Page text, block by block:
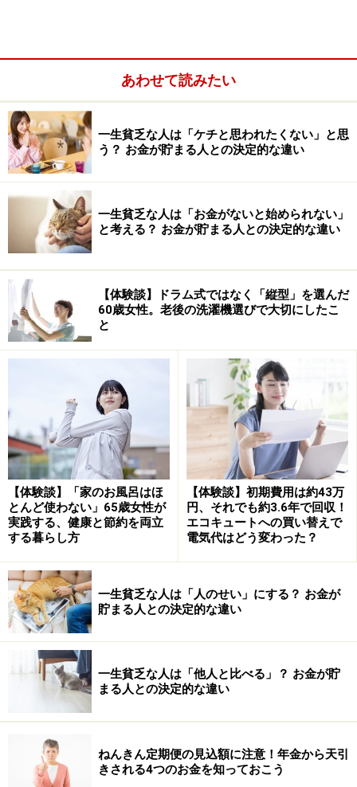
●人生を楽しむためにまずは健康管理を徹底する
一人で暮らしていると健康面で不安を感じることがある
かもしれませんが、前向きに楽しく暮らすには、まずは
体を健康に維持することが大切です。
特別なことをしなくても、健康維持には、以下の4つを
心がけてみましょう。
・旬の食材やたんぱく質をバランスよく食べる
・筋力が低下して足腰が弱くならないよう、ラジオ体操
・定期的な健康診断を受け、生活習慣病やその他の病気
を早期に発見・対処する
・十分な睡眠を取り、疲れを残さない
●人とつながる努力をする
人とつながりを持つことは、孤独感を軽減するために非
常に有効です。貯金は多くないと書かれていますが、地
活動であれば、さほどお金はかかりません。インターネ
ットやSNSを活用して、オンライン上でも交流の輪を広
あわせて読みたい
一生貧乏な人は「ケチと思われたくない」と思
う？ お金が貯まる人との決定的な違い
一生貧乏な人は「お金がないと始められない」
と考える？ お金が貯まる人との決定的な違い
【体験談】ドラム式ではなく「縦型」を選んだ
60歳女性。老後の洗濯機選びで大切にしたこ
と
【体験談】「家のお風呂はほ
とんど使わない」65歳女性が
実践する、健康と節約を両立
する暮らし方
【体験談】初期費用は約43万
円、それでも約3.6年で回収！
エコキュートへの買い替えで
電気代はどう変わった？
一生貧乏な人は「人のせい」にする？ お金が
貯まる人との決定的な違い
一生貧乏な人は「他人と比べる」？ お金が貯
まる人との決定的な違い
ねんきん定期便の見込額に注意！年金から天引
きされる4つのお金を知っておこう